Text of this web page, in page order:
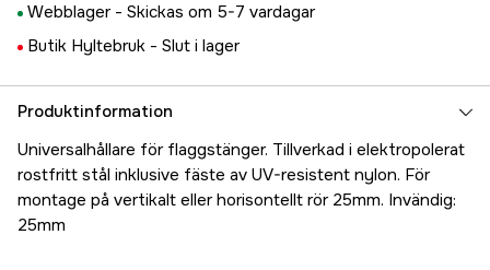
Webblager - Skickas om 5-7 vardagar
Butik Hyltebruk - Slut i lager
Produktinformation
Universalhållare för flaggstänger. Tillverkad i elektropolerat
rostfritt stål inklusive fäste av UV-resistent nylon. För
montage på vertikalt eller horisontellt rör 25mm. Invändig:
25mm